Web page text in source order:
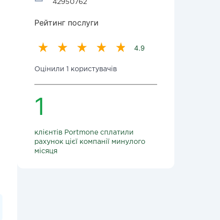
42950762
Рейтинг послуги
4.9
Оцінили 1 користувачів
1
клієнтів Portmone сплатили
рахунок цієї компанії минулого
місяця